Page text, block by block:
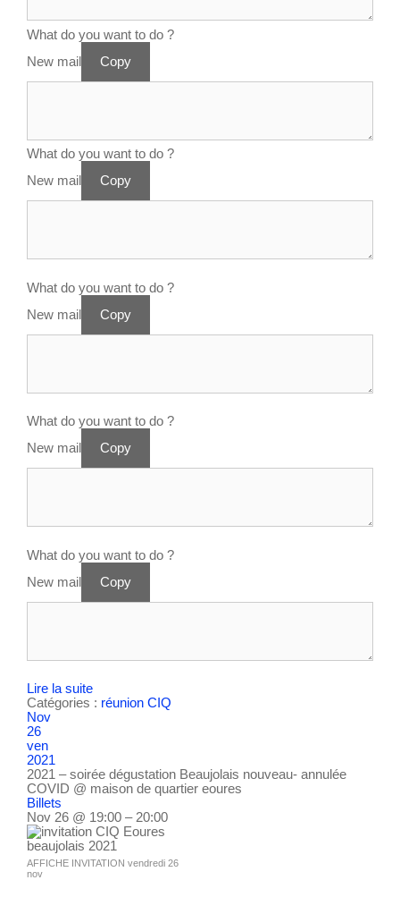
What do you want to do ?
New mail
Copy
What do you want to do ?
New mail
Copy
What do you want to do ?
New mail
Copy
What do you want to do ?
New mail
Copy
What do you want to do ?
New mail
Copy
Lire la suite
Catégories : réunion CIQ
Nov
26
ven
2021
2021 – soirée dégustation Beaujolais nouveau- annulée
COVID @ maison de quartier eoures
Billets
Nov 26 @ 19:00 – 20:00
AFFICHE INVITATION vendredi 26
nov